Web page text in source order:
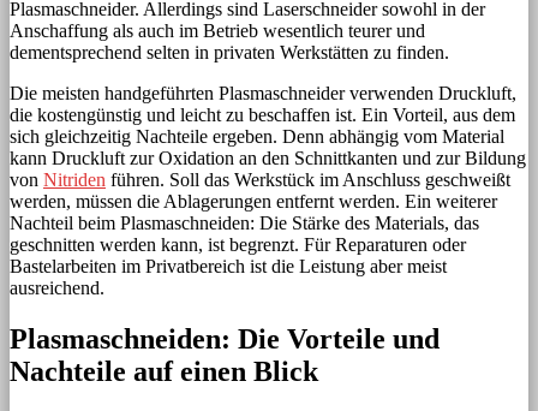
Plasmaschneider. Allerdings sind Laserschneider sowohl in der
Anschaffung als auch im Betrieb wesentlich teurer und
dementsprechend selten in privaten Werkstätten zu finden.
Die meisten handgeführten Plasmaschneider verwenden Druckluft,
die kostengünstig und leicht zu beschaffen ist. Ein Vorteil, aus dem
sich gleichzeitig Nachteile ergeben. Denn abhängig vom Material
kann Druckluft zur Oxidation an den Schnittkanten und zur Bildung
von Nitriden führen. Soll das Werkstück im Anschluss geschweißt
werden, müssen die Ablagerungen entfernt werden. Ein weiterer
Nachteil beim Plasmaschneiden: Die Stärke des Materials, das
geschnitten werden kann, ist begrenzt. Für Reparaturen oder
Bastelarbeiten im Privatbereich ist die Leistung aber meist
ausreichend.
Plasmaschneiden: Die Vorteile und
Nachteile auf einen Blick